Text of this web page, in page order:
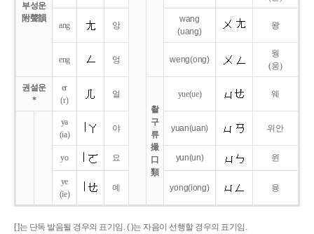
부성운
附聲韻
ang 앙
wang
(uang)
왕
eng 엉 weng(ong)
웡
(웅)
권설운
*
er
(r)
얼
촬
구
류
撮
口
類
yue(ue) 웨
ya
(ia)
야 yuan(uan) 위안
yo 요 yun(un) 윈
ye
(ie)
예 yong(iong) 융
[ ]는 단독 발음될 경우의 표기임. ( )는 자음이 선행할 경우의 표기임.